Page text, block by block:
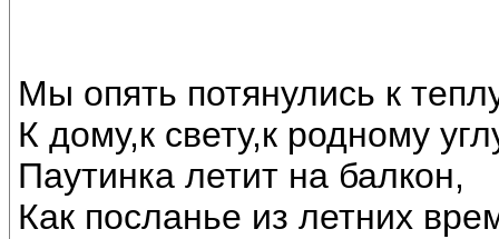
Мы опять потянулись к
К дому,к свету,к родному
Паутинка летит на балкон,
Как посланье из летних